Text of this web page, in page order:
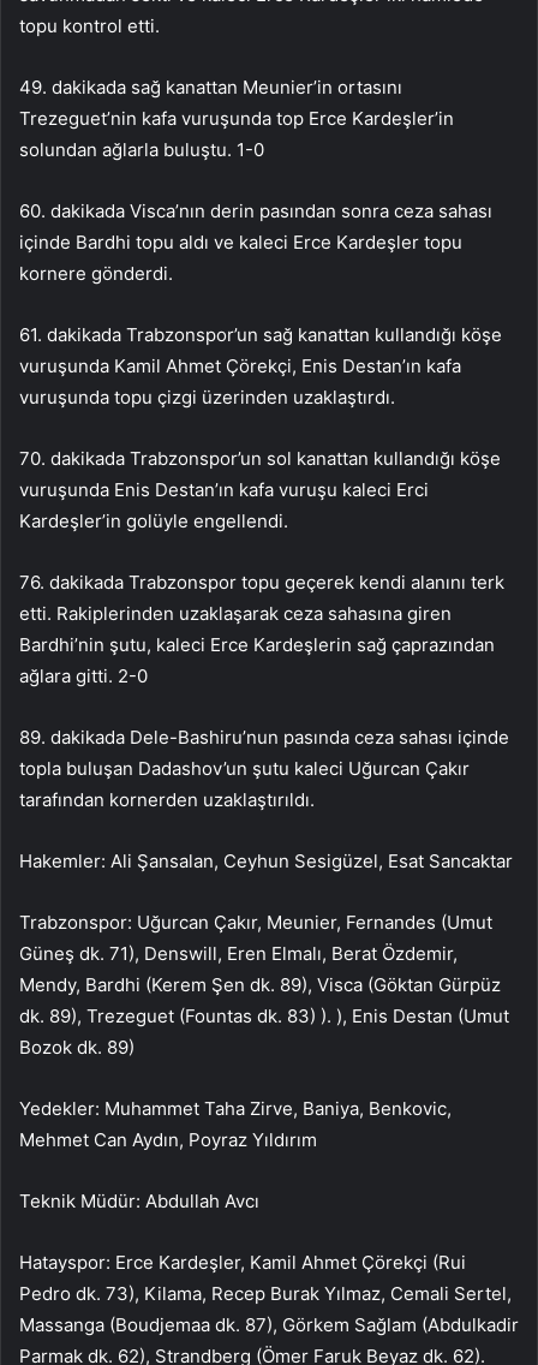
topu kontrol etti.
49. dakikada sağ kanattan Meunier’in ortasını
Trezeguet’nin kafa vuruşunda top Erce Kardeşler’in
solundan ağlarla buluştu. 1-0
60. dakikada Visca’nın derin pasından sonra ceza sahası
içinde Bardhi topu aldı ve kaleci Erce Kardeşler topu
kornere gönderdi.
61. dakikada Trabzonspor’un sağ kanattan kullandığı köşe
vuruşunda Kamil Ahmet Çörekçi, Enis Destan’ın kafa
vuruşunda topu çizgi üzerinden uzaklaştırdı.
70. dakikada Trabzonspor’un sol kanattan kullandığı köşe
vuruşunda Enis Destan’ın kafa vuruşu kaleci Erci
Kardeşler’in golüyle engellendi.
76. dakikada Trabzonspor topu geçerek kendi alanını terk
etti. Rakiplerinden uzaklaşarak ceza sahasına giren
Bardhi’nin şutu, kaleci Erce Kardeşlerin sağ çaprazından
ağlara gitti. 2-0
89. dakikada Dele-Bashiru’nun pasında ceza sahası içinde
topla buluşan Dadashov’un şutu kaleci Uğurcan Çakır
tarafından kornerden uzaklaştırıldı.
Hakemler: Ali Şansalan, Ceyhun Sesigüzel, Esat Sancaktar
Trabzonspor: Uğurcan Çakır, Meunier, Fernandes (Umut
Güneş dk. 71), Denswill, Eren Elmalı, Berat Özdemir,
Mendy, Bardhi (Kerem Şen dk. 89), Visca (Göktan Gürpüz
dk. 89), Trezeguet (Fountas dk. 83) ). ), Enis Destan (Umut
Bozok dk. 89)
Yedekler: Muhammet Taha Zirve, Baniya, Benkovic,
Mehmet Can Aydın, Poyraz Yıldırım
Teknik Müdür: Abdullah Avcı
Hatayspor: Erce Kardeşler, Kamil Ahmet Çörekçi (Rui
Pedro dk. 73), Kilama, Recep Burak Yılmaz, Cemali Sertel,
Massanga (Boudjemaa dk. 87), Görkem Sağlam (Abdulkadir
Parmak dk. 62), Strandberg (Ömer Faruk Beyaz dk. 62).